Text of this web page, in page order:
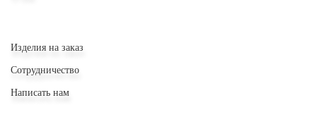
Изделия на заказ
Сотрудничество
Написать нам